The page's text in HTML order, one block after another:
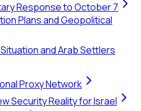
Response to October 7
Plans and Geopolitical
and Arab Settlers
Proxy Network
Security Reality for Israel